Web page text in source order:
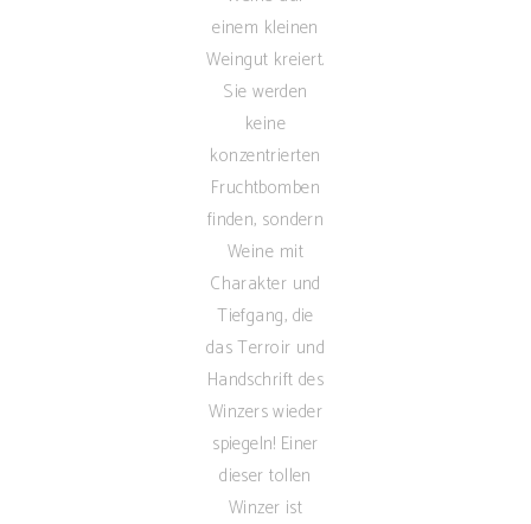
einem kleinen
Weingut kreiert.
Sie werden
keine
konzentrierten
Fruchtbomben
finden, sondern
Weine mit
Charakter und
Tiefgang, die
das Terroir und
Handschrift des
Winzers wieder
spiegeln! Einer
dieser tollen
Winzer ist